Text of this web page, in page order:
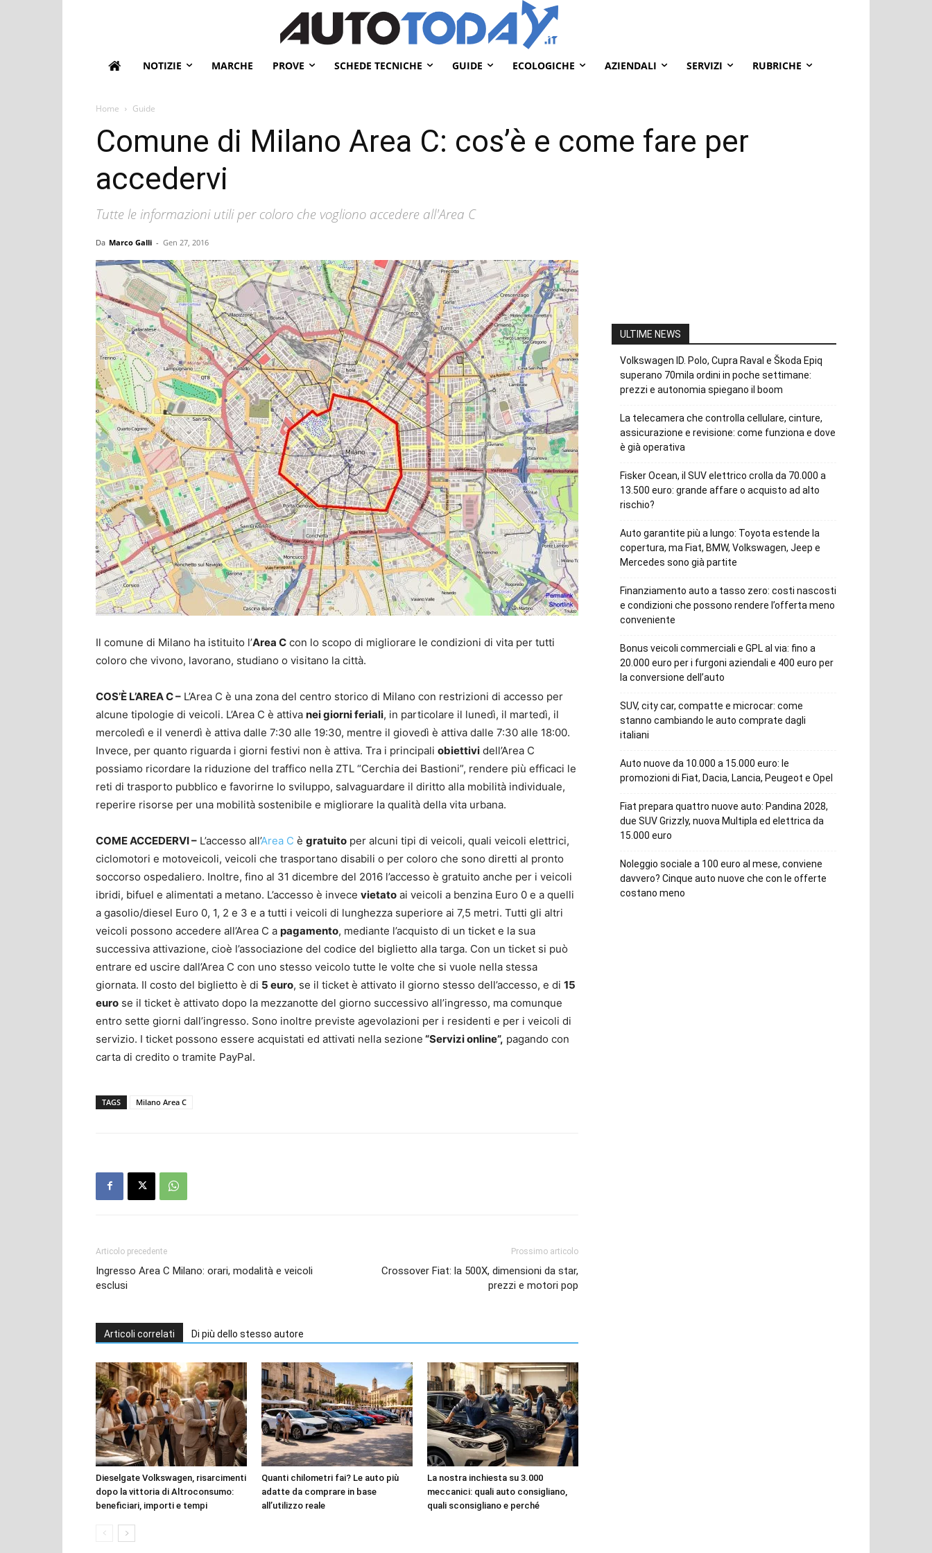
NOTIZIE MARCHE PROVE SCHEDE TECNICHE GUIDE ECOLOGICHE AZIENDALI SERVIZI RUBRICHE
Home Guide
Comune di Milano Area C: cos’è e come fare per
accedervi
Tutte le informazioni utili per coloro che vogliono accedere all'Area C
Da Marco Galli - Gen 27, 2016
Il comune di Milano ha istituito l’Area C con lo scopo di migliorare le condizioni di vita per tutti
coloro che vivono, lavorano, studiano o visitano la città.
COS’È L’AREA C – L’Area C è una zona del centro storico di Milano con restrizioni di accesso per
alcune tipologie di veicoli. L’Area C è attiva nei giorni feriali, in particolare il lunedì, il martedì, il
mercoledì e il venerdì è attiva dalle 7:30 alle 19:30, mentre il giovedì è attiva dalle 7:30 alle 18:00.
Invece, per quanto riguarda i giorni festivi non è attiva. Tra i principali obiettivi dell’Area C
possiamo ricordare la riduzione del traffico nella ZTL “Cerchia dei Bastioni”, rendere più efficaci le
reti di trasporto pubblico e favorirne lo sviluppo, salvaguardare il diritto alla mobilità individuale,
reperire risorse per una mobilità sostenibile e migliorare la qualità della vita urbana.
COME ACCEDERVI – L’accesso all’Area C è gratuito per alcuni tipi di veicoli, quali veicoli elettrici,
ciclomotori e motoveicoli, veicoli che trasportano disabili o per coloro che sono diretti al pronto
soccorso ospedaliero. Inoltre, fino al 31 dicembre del 2016 l’accesso è gratuito anche per i veicoli
ibridi, bifuel e alimentati a metano. L’accesso è invece vietato ai veicoli a benzina Euro 0 e a quelli
a gasolio/diesel Euro 0, 1, 2 e 3 e a tutti i veicoli di lunghezza superiore ai 7,5 metri. Tutti gli altri
veicoli possono accedere all’Area C a pagamento, mediante l’acquisto di un ticket e la sua
successiva attivazione, cioè l’associazione del codice del biglietto alla targa. Con un ticket si può
entrare ed uscire dall’Area C con uno stesso veicolo tutte le volte che si vuole nella stessa
giornata. Il costo del biglietto è di 5 euro, se il ticket è attivato il giorno stesso dell’accesso, e di 15
euro se il ticket è attivato dopo la mezzanotte del giorno successivo all’ingresso, ma comunque
entro sette giorni dall’ingresso. Sono inoltre previste agevolazioni per i residenti e per i veicoli di
servizio. I ticket possono essere acquistati ed attivati nella sezione “Servizi online”, pagando con
carta di credito o tramite PayPal.
TAGS Milano Area C
Articolo precedente
Ingresso Area C Milano: orari, modalità e veicoli
esclusi
Prossimo articolo
Crossover Fiat: la 500X, dimensioni da star,
prezzi e motori pop
Articoli correlati Di più dello stesso autore
Dieselgate Volkswagen, risarcimenti
dopo la vittoria di Altroconsumo:
beneficiari, importi e tempi
Quanti chilometri fai? Le auto più
adatte da comprare in base
all’utilizzo reale
La nostra inchiesta su 3.000
meccanici: quali auto consigliano,
quali sconsigliano e perché
ULTIME NEWS
Volkswagen ID. Polo, Cupra Raval e Škoda Epiq
superano 70mila ordini in poche settimane:
prezzi e autonomia spiegano il boom
La telecamera che controlla cellulare, cinture,
assicurazione e revisione: come funziona e dove
è già operativa
Fisker Ocean, il SUV elettrico crolla da 70.000 a
13.500 euro: grande affare o acquisto ad alto
rischio?
Auto garantite più a lungo: Toyota estende la
copertura, ma Fiat, BMW, Volkswagen, Jeep e
Mercedes sono già partite
Finanziamento auto a tasso zero: costi nascosti
e condizioni che possono rendere l’offerta meno
conveniente
Bonus veicoli commerciali e GPL al via: fino a
20.000 euro per i furgoni aziendali e 400 euro per
la conversione dell’auto
SUV, city car, compatte e microcar: come
stanno cambiando le auto comprate dagli
italiani
Auto nuove da 10.000 a 15.000 euro: le
promozioni di Fiat, Dacia, Lancia, Peugeot e Opel
Fiat prepara quattro nuove auto: Pandina 2028,
due SUV Grizzly, nuova Multipla ed elettrica da
15.000 euro
Noleggio sociale a 100 euro al mese, conviene
davvero? Cinque auto nuove che con le offerte
costano meno